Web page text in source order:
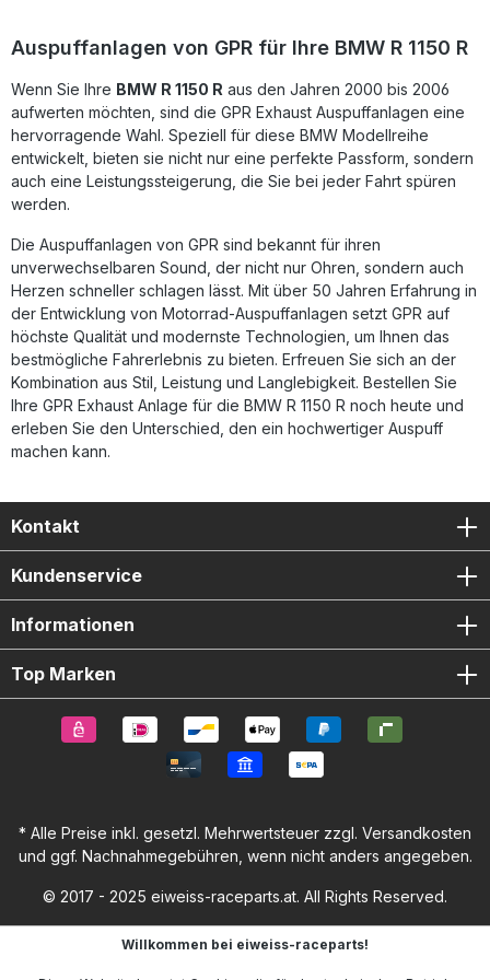
profitieren. Für höchste Sicherheit und Funktionalität
empfehlen wir die Montage in einer Fachwerkstatt.
Killer Deutliche Gewichtseinsparung im Vergleich zur
Serienanlage Sportlicher Edelstahl-Look mit markantem
Sound Plug-&-Play Montage – keine Anpassungen nötig
Hergestellt in Italien – DIN-zertifizierte Qualität
Lieferumfang: GPR Furore-X Inox Slip-On Auspuff
Verbindungsrohr (Link Pipe) Herausnehmbarer db-Killer
Auspuffanlagen von GPR für Ihre BMW R 1150 R
Wenn Sie Ihre BMW R 1150 R aus den Jahren 2000 bis 2006
aufwerten möchten, sind die GPR Exhaust Auspuffanlagen eine
hervorragende Wahl. Speziell für diese BMW Modellreihe
entwickelt, bieten sie nicht nur eine perfekte Passform, sondern
auch eine Leistungssteigerung, die Sie bei jeder Fahrt spüren
werden.
Die Auspuffanlagen von GPR sind bekannt für ihren
unverwechselbaren Sound, der nicht nur Ohren, sondern auch
Herzen schneller schlagen lässt. Mit über 50 Jahren Erfahrung in
der Entwicklung von Motorrad-Auspuffanlagen setzt GPR auf
höchste Qualität und modernste Technologien, um Ihnen das
bestmögliche Fahrerlebnis zu bieten. Erfreuen Sie sich an der
Kombination aus Stil, Leistung und Langlebigkeit. Bestellen Sie
Ihre GPR Exhaust Anlage für die BMW R 1150 R noch heute und
erleben Sie den Unterschied, den ein hochwertiger Auspuff
machen kann.
Kontakt
Kundenservice
Informationen
Top Marken
* Alle Preise inkl. gesetzl. Mehrwertsteuer zzgl. Versandkosten
und ggf. Nachnahmegebühren, wenn nicht anders angegeben.
© 2017 - 2025 eiweiss-raceparts.at. All Rights Reserved.
Willkommen bei eiweiss-raceparts!